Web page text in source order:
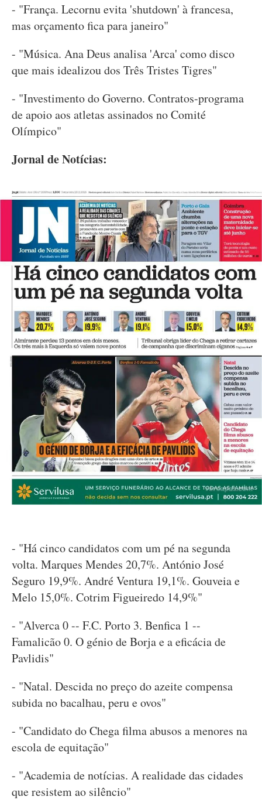
- "França. Lecornu evita 'shutdown' à francesa,
mas orçamento fica para janeiro"
- "Música. Ana Deus analisa 'Arca' como disco
que mais idealizou dos Três Tristes Tigres"
- "Investimento do Governo. Contratos-programa
de apoio aos atletas assinados no Comité
Olímpico"
Jornal de Notícias:
- "Há cinco candidatos com um pé na segunda
volta. Marques Mendes 20,7%. António José
Seguro 19,9%. André Ventura 19,1%. Gouveia e
Melo 15,0%. Cotrim Figueiredo 14,9%"
- "Alverca 0 -- F.C. Porto 3. Benfica 1 --
Famalicão 0. O génio de Borja e a eficácia de
Pavlidis"
- "Natal. Descida no preço do azeite compensa
subida no bacalhau, peru e ovos"
- "Candidato do Chega filma abusos a menores na
escola de equitação"
- "Academia de notícias. A realidade das cidades
que resistem ao silêncio"